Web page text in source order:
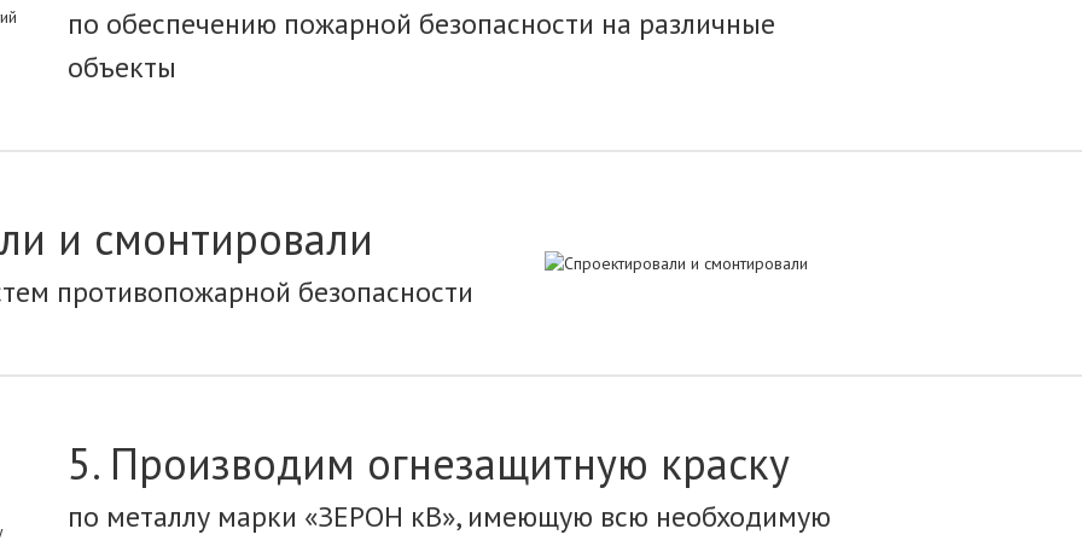
по обеспечению пожарной безопасности на различные
объекты
и смонтировали
противопожарной безопасности
5. Производим огнезащитную краску
по металлу марки «ЗЕРОН кВ», имеющую всю необходимую